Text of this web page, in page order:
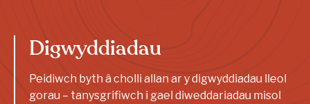
Digwyddiadau
Peidiwch byth â cholli allan ar y digwyddiadau lleol
gorau – tanysgrifiwch i gael diweddariadau misol